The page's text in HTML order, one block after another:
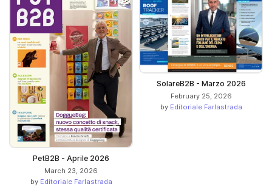
PetB2B - Aprile 2026
March 23, 2026
by Editoriale Farlastrada
SolareB2B - Marzo 2026
February 25, 2026
by Editoriale Farlastrada